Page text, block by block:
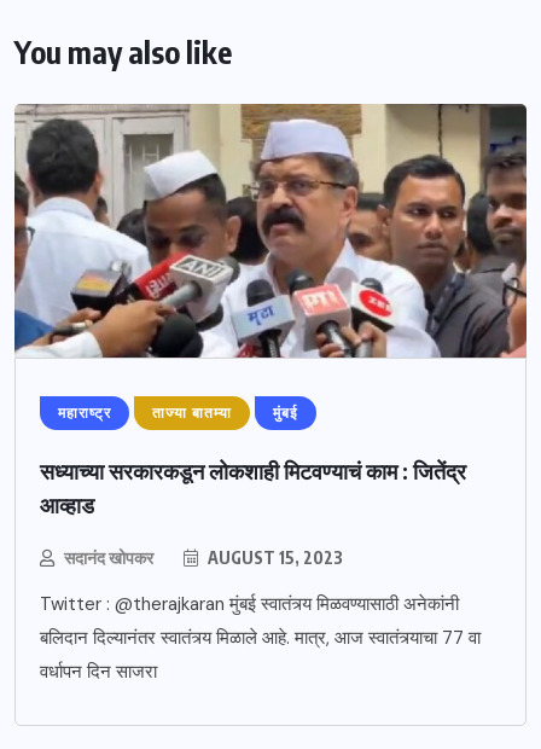
You may also like
महाराष्ट्र ताज्या बातम्या मुंबई
सध्याच्या सरकारकडून लोकशाही मिटवण्याचं काम : जितेंद्र
आव्हाड
सदानंद खोपकर AUGUST 15, 2023
Twitter : @therajkaran मुंबई स्वातंत्र्य मिळवण्यासाठी अनेकांनी
बलिदान दिल्यानंतर स्वातंत्र्य मिळाले आहे. मात्र, आज स्वातंत्र्याचा 77 वा
वर्धापन दिन साजरा